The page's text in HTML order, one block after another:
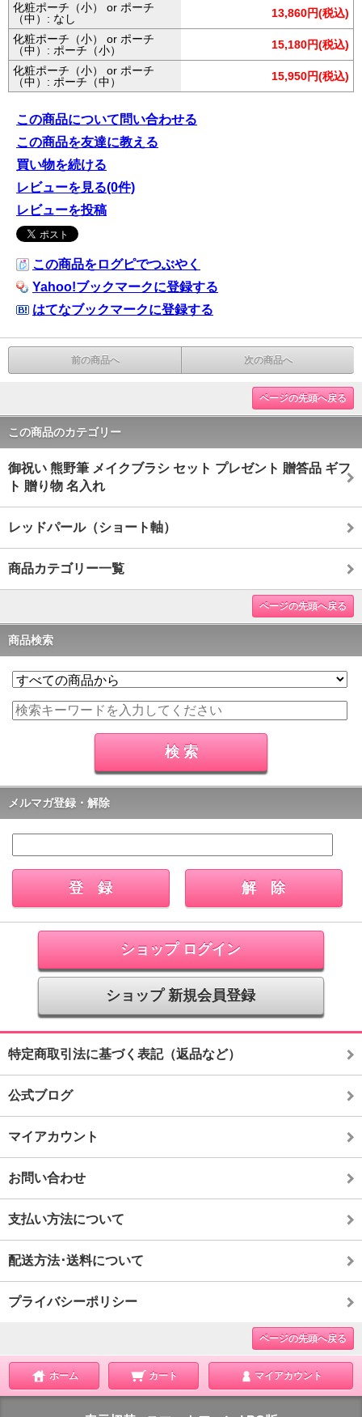
化粧ポーチ（小） or ポーチ
（中）: なし
13,860円(税込)
化粧ポーチ（小） or ポーチ
（中）: ポーチ（小）
15,180円(税込)
化粧ポーチ（小） or ポーチ
（中）: ポーチ（中）
15,950円(税込)
この商品について問い合わせる
この商品を友達に教える
買い物を続ける
レビューを見る(0件)
レビューを投稿
この商品をログピでつぶやく
Yahoo!ブックマークに登録する
はてなブックマークに登録する
前の商品へ 次の商品へ
ページの先頭へ戻る
この商品のカテゴリー
御祝い 熊野筆 メイクブラシ セット プレゼント 贈答品 ギフ
ト 贈り物 名入れ
レッドパール（ショート軸）
商品カテゴリー一覧
ページの先頭へ戻る
商品検索
メルマガ登録・解除
ショップ ログイン
ショップ 新規会員登録
特定商取引法に基づく表記（返品など）
公式ブログ
マイアカウント
お問い合わせ
支払い方法について
配送方法･送料について
プライバシーポリシー
ページの先頭へ戻る
ホーム カート マイアカウント